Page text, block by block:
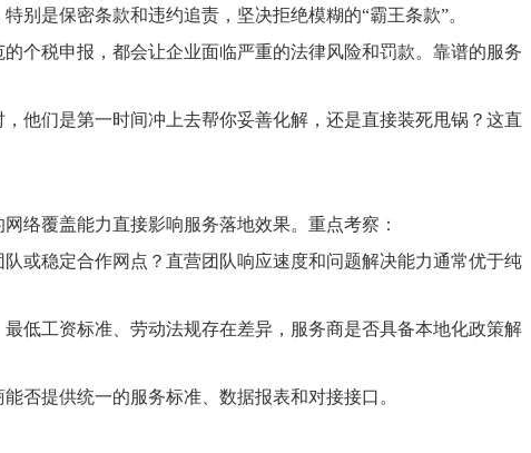
别是保密条款和违约追责，坚决拒绝模糊的“霸王条款”。
个税申报，都会让企业面临严重的法律风险和罚款。靠谱的服务
他们是第一时间冲上去帮你妥善化解，还是直接装死甩锅？这直
络覆盖能力直接影响服务落地效果。重点考察：
或稳定合作网点？直营团队响应速度和问题解决能力通常优于纯
低工资标准、劳动法规存在差异，服务商是否具备本地化政策解
否提供统一的服务标准、数据报表和对接接口。